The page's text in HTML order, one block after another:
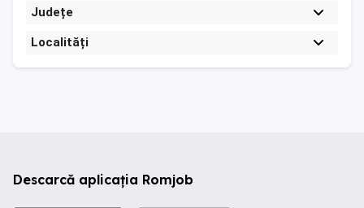
Județe
Localități
Descarcă aplicația Romjob